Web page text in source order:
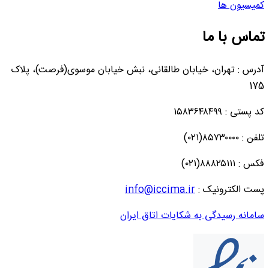
کمیسیون ها
تماس با ما
آدرس : تهران، خیابان طالقانی، نبش خیابان موسوی(فرصت)، پلاک
175
کد پستی : ۱۵۸۳۶۴۸۴۹۹
تلفن : ۸۵۷۳۰۰۰۰(۰۲۱)
فکس : ۸۸۸۲۵۱۱۱(۰۲۱)
پست الکترونیک :info@iccima.ir
سامانه رسیدگی به شکایات اتاق ایران